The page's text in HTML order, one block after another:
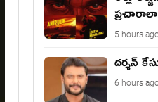
ప్రచారాలా
5 hours
దర్శన్
6 hours